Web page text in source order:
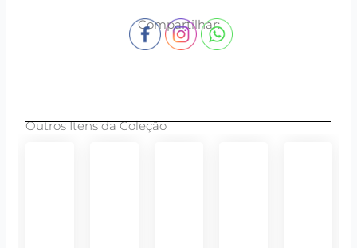
Compartilhar:
Outros Itens da Coleção